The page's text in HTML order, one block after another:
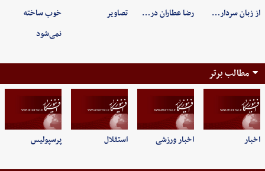
از زبان سردار…
رضا عطاران در…
تصاویر
خوب ساخته
نمی‌شود
مطالب برتر
اخبار اخبار ورزشی استقلال پرسپولیس